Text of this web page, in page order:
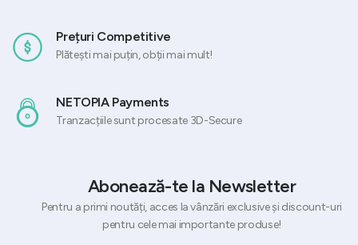
Prețuri Competitive
Plătești mai puțin, obții mai mult!
NETOPIA Payments
Tranzacțiile sunt procesate 3D-Secure
Abonează-te la Newsletter
Pentru a primi noutăți, acces la vânzări exclusive și discount-uri
pentru cele mai importante produse!